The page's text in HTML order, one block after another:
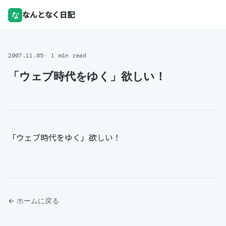
な なんとなく日記
2007.11.05 1 min read
「ウェブ時代をゆく」欲しい！
「ウェブ時代をゆく」欲しい！
← ホームに戻る